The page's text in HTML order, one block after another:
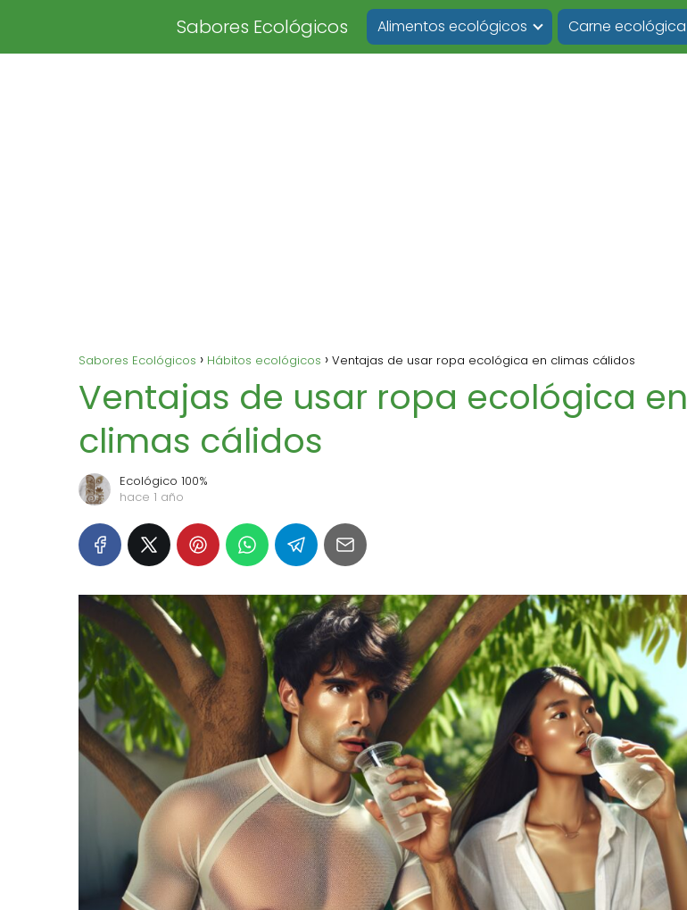
Sabores Ecológicos Alimentos ecológicos Carne ecológica
Sabores Ecológicos Hábitos ecológicos Ventajas de usar ropa ecológica en climas cálidos
Ventajas de usar ropa ecológica en
climas cálidos
Ecológico 100%
hace 1 año